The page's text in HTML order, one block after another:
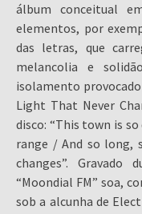
álbum conceitual
elementos, por
das letras, que
melancolia e
isolamento
Light That Never
disco: “This town is
range / And so
changes”.
“Moondial FM” soa,
sob a alcunha de